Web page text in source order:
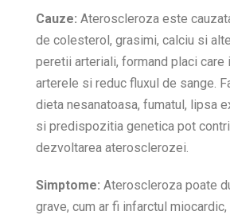
Cauze: Ateroscleroza este
de colesterol, grasimi, calciu si
peretii arteriali, formand placi care
arterele si reduc fluxul de sange.
dieta nesanatoasa, fumatul, lipsa
si predispozitia genetica pot
dezvoltarea aterosclerozei.
Simptome: Ateroscleroza poate
grave, cum ar fi infarctul